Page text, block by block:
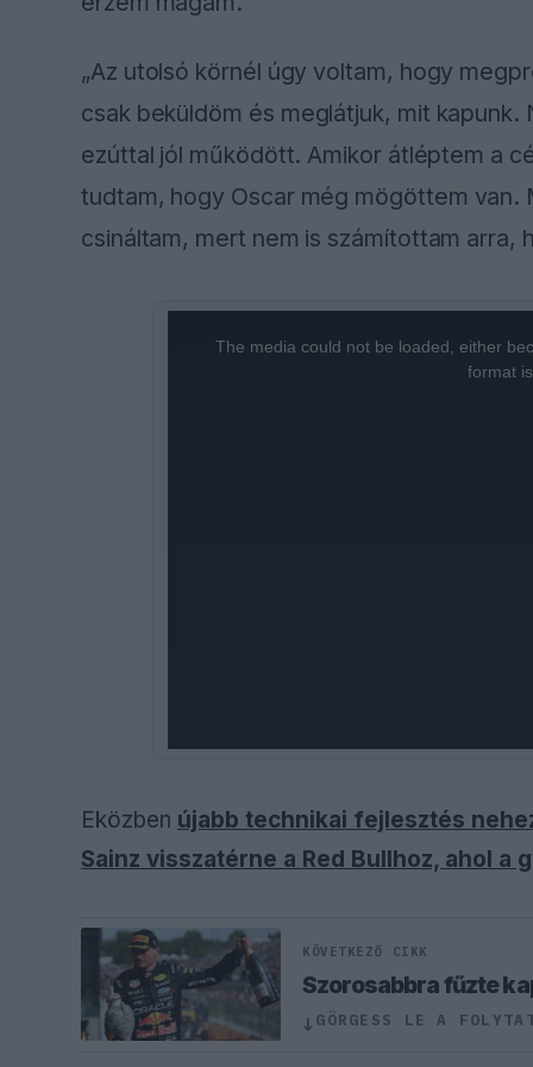
„Az utolsó körnél úgy voltam, hogy
csak beküldöm és meglátjuk, mit
ezúttal jól működött. Amikor átléptem a
tudtam, hogy Oscar még mögöttem
csináltam, mert nem is számítottam arra,
The media could not be loaded, either
format
Eközben újabb technikai fejlesztés
Sainz visszatérne a Red Bullhoz, ahol a
KÖVETKEZŐ CIKK
Szorosabbra fűzte
↓ GÖRGESS LE A